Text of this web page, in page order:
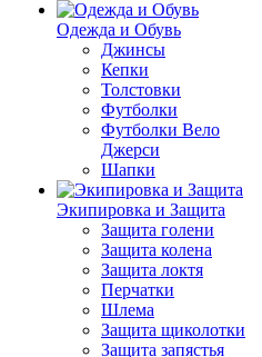
Одежда и Обувь
Джинсы
Кепки
Толстовки
Футболки
Футболки Вело
Джерси
Шапки
Экипировка и Защита
Защита голени
Защита колена
Защита локтя
Перчатки
Шлема
Защита щиколотки
Защита запястья